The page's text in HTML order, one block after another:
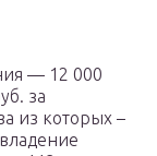
— 12 000
за
из которых –